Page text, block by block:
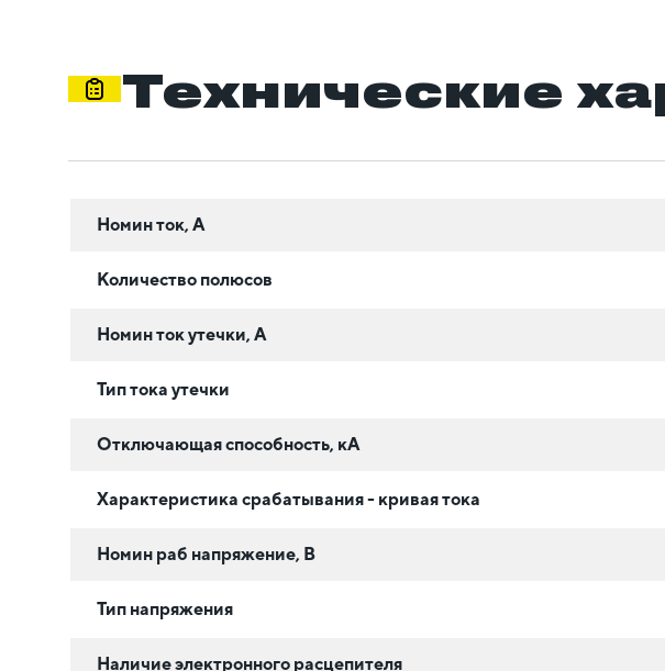
Технические
Номин ток, А
Количество полюсов
Номин ток утечки, А
Тип тока утечки
Отключающая способность, кА
Характеристика срабатывания - кривая тока
Номин раб напряжение, В
Тип напряжения
Наличие электронного расцепителя